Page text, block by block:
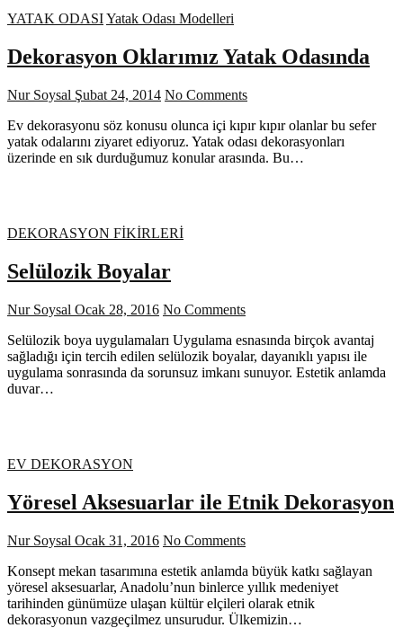
YATAK ODASIYatak Odası Modelleri
Dekorasyon Oklarımız Yatak Odasında
Nur Soysal Şubat 24, 2014 No Comments
Ev dekorasyonu söz konusu olunca içi kıpır kıpır olanlar bu sefer
yatak odalarını ziyaret ediyoruz. Yatak odası dekorasyonları
üzerinde en sık durduğumuz konular arasında. Bu…
DEKORASYON FİKİRLERİ
Selülozik Boyalar
Nur Soysal Ocak 28, 2016 No Comments
Selülozik boya uygulamaları Uygulama esnasında birçok avantaj
sağladığı için tercih edilen selülozik boyalar, dayanıklı yapısı ile
uygulama sonrasında da sorunsuz imkanı sunuyor. Estetik anlamda
duvar…
EV DEKORASYON
Yöresel Aksesuarlar ile Etnik Dekorasyon
Nur Soysal Ocak 31, 2016 No Comments
Konsept mekan tasarımına estetik anlamda büyük katkı sağlayan
yöresel aksesuarlar, Anadolu’nun binlerce yıllık medeniyet
tarihinden günümüze ulaşan kültür elçileri olarak etnik
dekorasyonun vazgeçilmez unsurudur. Ülkemizin…